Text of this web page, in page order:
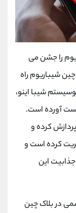
را جشن می
شیباریوم راه
شیبا اینو،
آورده است.
را پردازش کرده و
کرده است و
جذابیت این
در بلاک چین